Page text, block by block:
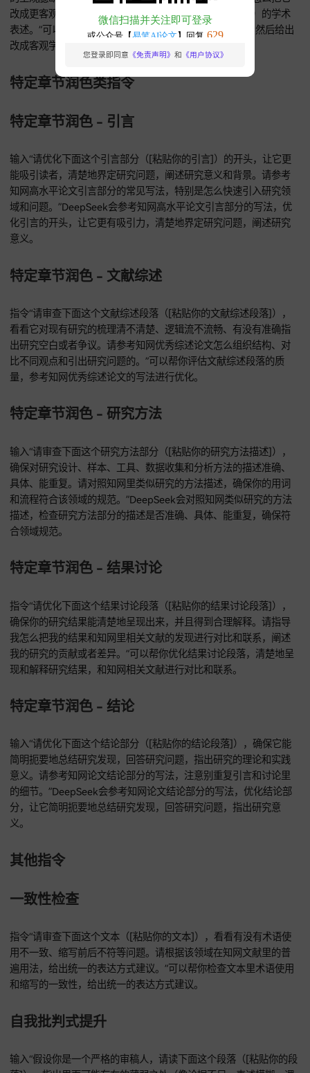
学术性 - 论证过程的严密性
当你需要评估论证段落的严密性时，指令“请分析下面这个论证
（[粘贴你的段落]），看看它的逻辑严不严密、论据能不能充
论点。请指出可能存在的逻辑跳跃或者推理不足的地方，并建
论证力度。”可以帮你分析论证段落的逻辑和论据，指出问题，
学术性 - 遵守引用规范的表达
输入“请审查下面这个引用或者转述文献的方式（[粘贴你的文
含引用内容和可能的参考文献信息]）。请对照你知道的常见学
表达规不规范，有没有清楚地区分你的观点和引用的内容。这
对照常见学术引用规范，检查引用或者转述文献的方式是否规
确保你的表述符合引用规范。
学术性 - 避免主观臆断和泛化
指令“请审查下面这个表达（[粘贴你的文本]），找出里面可能
改成更客观、更基于事实或者已有研究（得参考知网文献）的
表述。”可以帮你找出表达里可能存在的主观臆断等问题，然后
改成客观学术表述的建议。
特定章节润色类指令
特定章节润色 - 引言
输入“请优化下面这个引言部分（[粘贴你的引言]）的开头，让
能吸引读者，清楚地界定研究问题，阐述研究意义和背景。请
知网高水平论文引言部分的常见写法，特别是怎么快速引入研
域和问题。”DeepSeek会参考知网高水平论文引言部分的写法
意义。
特定章节润色 - 文献综述
指令“请审查下面这个文献综述段落（[粘贴你的文献综述段落]
看看它对现有研究的梳理清不清楚、逻辑流不流畅、有没有准
出研究空白或者争议。请参考知网优秀综述论文怎么组织结构
量，参考知网优秀综述论文的写法进行优化。
特定章节润色 - 研究方法
输入“请审查下面这个研究方法部分（[粘贴你的研究方法描述]
确保对研究设计、样本、工具、数据收集和分析方法的描述准
具体、能重复。请对照知网里类似研究的方法描述，确保你的
和流程符合该领域的规范。”DeepSeek会对照知网类似研究的
合领域规范。
特定章节润色 - 结果讨论
您登录即同意 《免责声明》和《用户协议》